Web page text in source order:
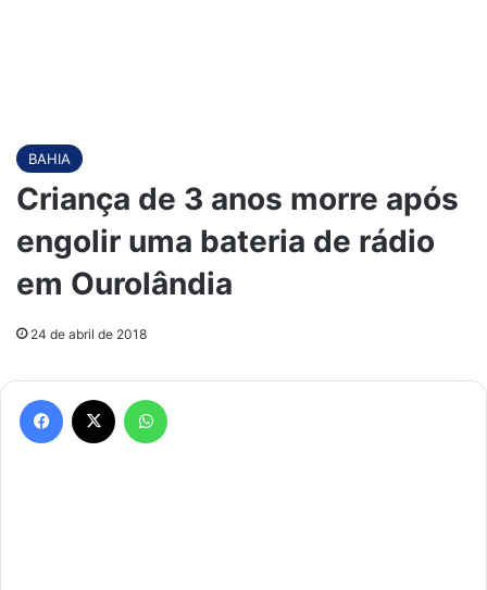
BAHIA
Criança de 3 anos morre após
engolir uma bateria de rádio
em Ourolândia
24 de abril de 2018